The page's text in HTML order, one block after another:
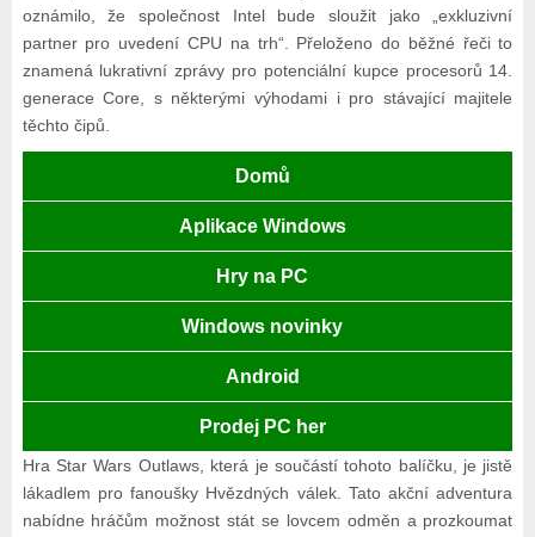
oznámilo, že společnost Intel bude sloužit jako „exkluzivní
partner pro uvedení CPU na trh“. Přeloženo do běžné řeči to
znamená lukrativní zprávy pro potenciální kupce procesorů 14.
generace Core, s některými výhodami i pro stávající majitele
těchto čipů.
Domů
Aplikace Windows
Hry na PC
Windows novinky
Android
Prodej PC her
Hra Star Wars Outlaws, která je součástí tohoto balíčku, je jistě
lákadlem pro fanoušky Hvězdných válek. Tato akční adventura
nabídne hráčům možnost stát se lovcem odměn a prozkoumat